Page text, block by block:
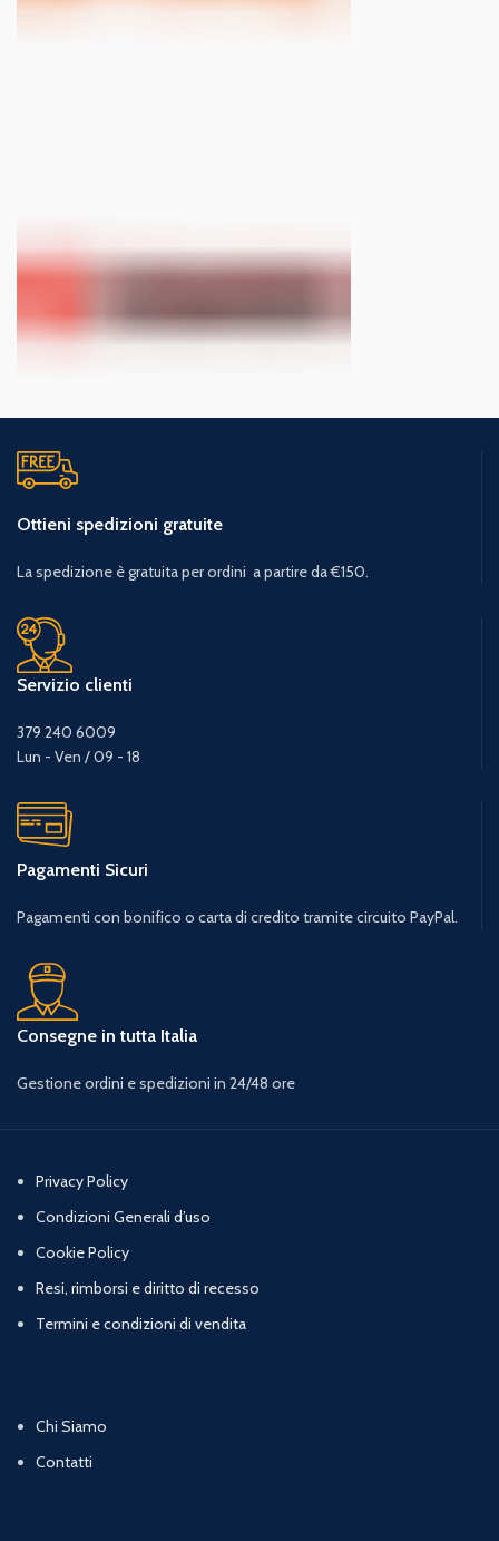
Ottieni spedizioni gratuite
La spedizione è gratuita per ordini a partire da €150.
Servizio clienti
379 240 6009
Lun - Ven / 09 - 18
Pagamenti Sicuri
Pagamenti con bonifico o carta di credito tramite circuito PayPal.
Consegne in tutta Italia
Gestione ordini e spedizioni in 24/48 ore
Privacy Policy
Condizioni Generali d’uso
Cookie Policy
Resi, rimborsi e diritto di recesso
Termini e condizioni di vendita
Chi Siamo
Contatti